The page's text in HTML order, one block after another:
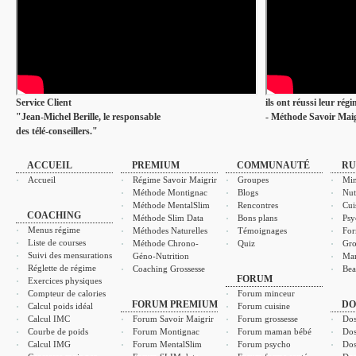
Service Client
"Jean-Michel Berille, le responsable
des télé-conseillers."
ils ont réussi leur
- Méthode Savoir
ACCUEIL
Accueil
COACHING
Menus régime
Liste de courses
Suivi des mensurations
Réglette de régime
Exercices physiques
Compteur de calories
Calcul poids idéal
Calcul IMC
Courbe de poids
Calcul IMG
PREMIUM
Régime Savoir Maigrir
Méthode Montignac
Méthode MentalSlim
Méthode Slim Data
Méthodes Naturelles
Méthode Chrono-
Géno-Nutrition
Coaching Grossesse
FORUM PREMIUM
Forum Savoir Maigrir
Forum Montignac
Forum MentalSlim
COMMUNAUTÉ
Groupes
Blogs
Rencontres
Bons plans
Témoignages
Quiz
FORUM
Forum minceur
Forum cuisine
Forum grossesse
Forum maman bébé
Forum psycho